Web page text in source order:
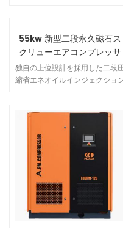
数の減衰スプリングの使用によ
り、ユニットの安定性が高くなり
ます。
55kw 新型二段永久磁石ス
クリューエアコンプレッサ
ー
独自の上位設計を採用した二段
縮省エネオイルインジェクショ
ーエアコンプレッサーのすべての
利点を備えているだけでなく、各
段の低い圧縮比、ローターとベア
リングにかかる​​力が小さい、ロー
ターが大きいため、より信頼性が
高く、省エネ運転が可能です。直
径と低速。